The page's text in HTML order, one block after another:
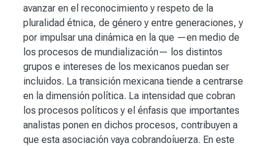
avanzar en el reconocimiento y respeto de la
pluralidad étnica, de género y entre generaciones, y
por impulsar una dinámica en la que —en medio de
los procesos de mundialización— los distintos
grupos e intereses de los mexicanos puedan ser
incluidos. La transición mexicana tiende a centrarse
en la dimensión política. La intensidad que cobran
los procesos políticos y el énfasis que importantes
analistas ponen en dichos procesos, contribuyen a
que esta asociación vaya cobrandoíuerza. En este